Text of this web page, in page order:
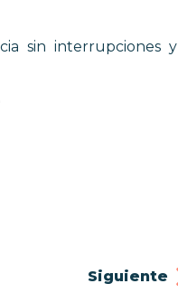
sin interrupciones y
Siguiente